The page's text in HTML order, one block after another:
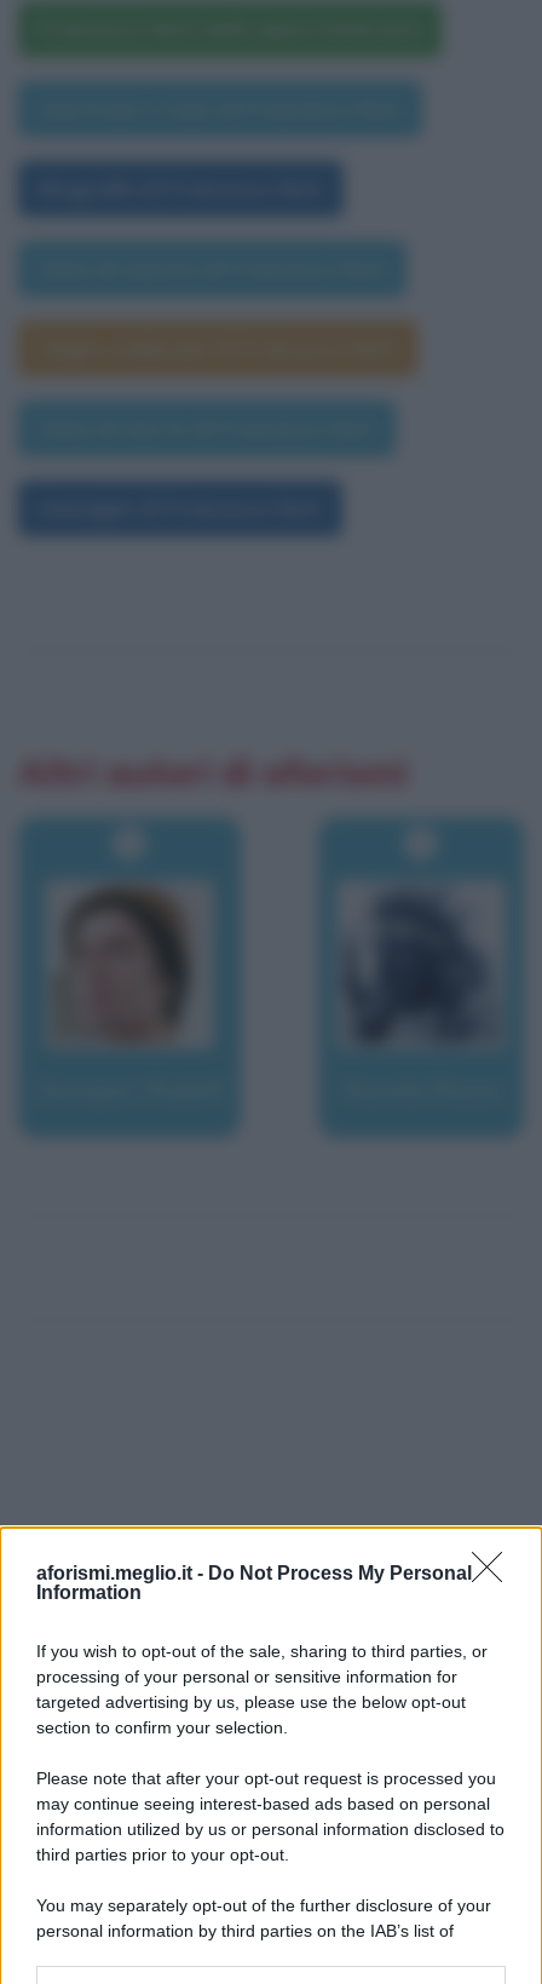
aforismi.meglio.it - Do Not Process My Personal
Information
If you wish to opt-out of the sale, sharing to third parties, or
processing of your personal or sensitive information for
targeted advertising by us, please use the below opt-out
section to confirm your selection.
Please note that after your opt-out request is processed you
may continue seeing interest-based ads based on personal
information utilized by us or personal information disclosed to
third parties prior to your opt-out.
You may separately opt-out of the further disclosure of your
personal information by third parties on the IAB’s list of
Ricevi LE FRASI PIÙ BELLE via e-mail
E-mail